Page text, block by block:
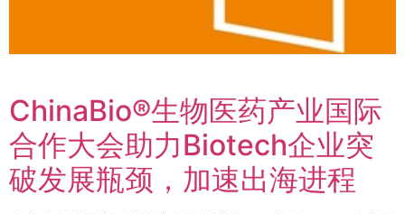
ChinaBio®生物医药产业国际
合作大会助力Biotech企业突
破发展瓶颈，加速出海进程